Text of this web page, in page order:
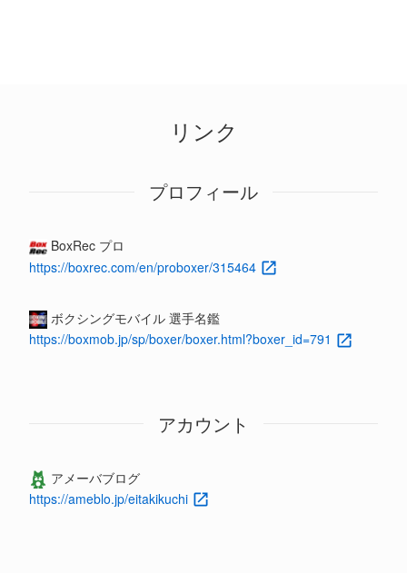
リンク
プロフィール
BoxRec プロ
https://boxrec.com/en/proboxer/315464
ボクシングモバイル 選手名鑑
https://boxmob.jp/sp/boxer/boxer.html?boxer_id=791
アカウント
アメーバブログ
https://ameblo.jp/eitakikuchi